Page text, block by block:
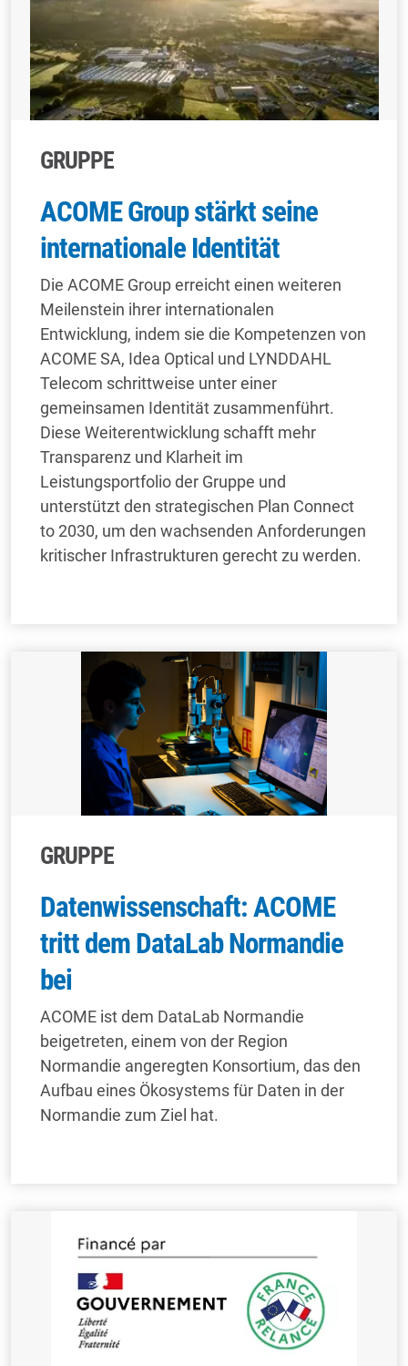
GRUPPE
ACOME Group stärkt seine
internationale Identität
Die ACOME Group erreicht einen weiteren
Meilenstein ihrer internationalen
Entwicklung, indem sie die Kompetenzen von
ACOME SA, Idea Optical und LYNDDAHL
Telecom schrittweise unter einer
gemeinsamen Identität zusammenführt.
Diese Weiterentwicklung schafft mehr
Transparenz und Klarheit im
Leistungsportfolio der Gruppe und
unterstützt den strategischen Plan Connect
to 2030, um den wachsenden Anforderungen
kritischer Infrastrukturen gerecht zu werden.
GRUPPE
Datenwissenschaft: ACOME
tritt dem DataLab Normandie
bei
ACOME ist dem DataLab Normandie
beigetreten, einem von der Region
Normandie angeregten Konsortium, das den
Aufbau eines Ökosystems für Daten in der
Normandie zum Ziel hat.